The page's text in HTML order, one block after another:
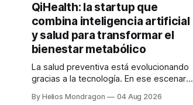
QiHealth: la startup que
combina inteligencia artificial
y salud para transformar el
bienestar metabólico
La salud preventiva está evolucionando
gracias a la tecnología. En ese escenario
desarrolla un ecosistema digital capaz
By Helios Mondragon 04 Aug 2026